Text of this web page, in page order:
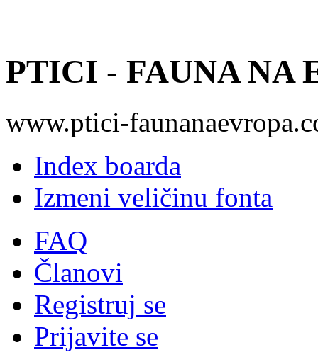
PTICI - FAUNA NA
www.ptici-
Index boarda
Izmeni veličinu fonta
FAQ
Članovi
Registruj se
Prijavite se